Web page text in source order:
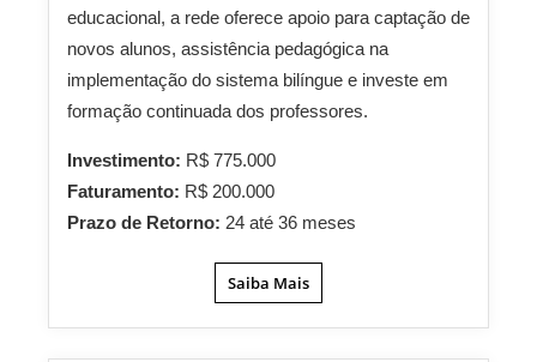
educacional, a rede oferece apoio para captação de
novos alunos, assistência pedagógica na
implementação do sistema bilíngue e investe em
formação continuada dos professores.
Investimento: R$ 775.000
Faturamento: R$ 200.000
Prazo de Retorno: 24 até 36 meses
Saiba Mais